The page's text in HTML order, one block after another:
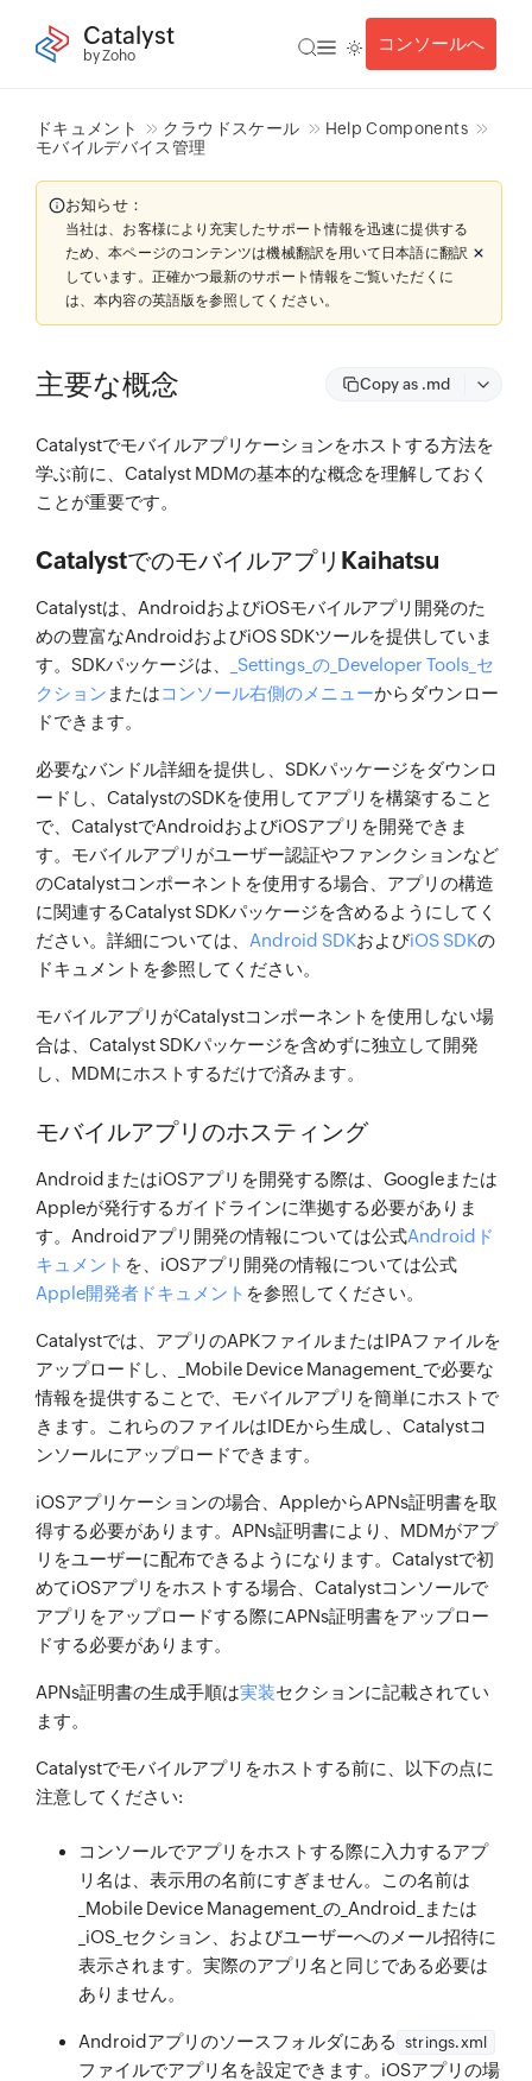
Catalyst
by Zoho
コンソールへ
ドキュメント クラウドスケール
Help Components
モバイルデバイス管理
お知らせ：
当社は、お客様により充実したサポート情報を迅速に提供する
ため、本ページのコンテンツは機械翻訳を用いて日本語に翻訳
しています。正確かつ最新のサポート情報をご覧いただくに
は、本内容の英語版を参照してください。
主要な概念 Copy as .md
Catalystでモバイルアプリケーションをホストする方法を
学ぶ前に、Catalyst MDMの基本的な概念を理解しておく
ことが重要です。
CatalystでのモバイルアプリKaihatsu
Catalystは、AndroidおよびiOSモバイルアプリ開発のた
めの豊富なAndroidおよびiOS SDKツールを提供していま
す。SDKパッケージは、
_Settings_の_Developer Tools_セ
クション またはコンソール右側のメニューからダウンロー
ドできます。
必要なバンドル詳細を提供し、SDKパッケージをダウンロ
ードし、CatalystのSDKを使用してアプリを構築すること
で、CatalystでAndroidおよびiOSアプリを開発できま
す。モバイルアプリがユーザー認証やファンクションなど
のCatalystコンポーネントを使用する場合、アプリの構造
に関連するCatalyst SDKパッケージを含めるようにしてく
ださい。詳細については、 Android SDKおよびiOS SDKの
ドキュメントを参照してください。
モバイルアプリがCatalystコンポーネントを使用しない場
合は、Catalyst SDKパッケージを含めずに独立して開発
し、MDMにホストするだけで済みます。
モバイルアプリのホスティング
AndroidまたはiOSアプリを開発する際は、Googleまたは
Appleが発行するガイドラインに準拠する必要がありま
す。Androidアプリ開発の情報については公式Androidド
キュメント を、iOSアプリ開発の情報については公式
Apple開発者ドキュメント を参照してください。
Catalystでは、アプリのAPKファイルまたはIPAファイルを
アップロードし、_Mobile Device Management_で必要な
情報を提供することで、モバイルアプリを簡単にホストで
きます。これらのファイルはIDEから生成し、Catalystコ
ンソールにアップロードできます。
iOSアプリケーションの場合、AppleからAPNs証明書を取
得する必要があります。APNs証明書により、MDMがアプ
リをユーザーに配布できるようになります。Catalystで初
めてiOSアプリをホストする場合、Catalystコンソールで
アプリをアップロードする際にAPNs証明書をアップロー
ドする必要があります。
APNs証明書の生成手順は実装セクションに記載されてい
ます。
Catalystでモバイルアプリをホストする前に、以下の点に
注意してください:
コンソールでアプリをホストする際に入力するアプ
リ名は、表示用の名前にすぎません。この名前は
_Mobile Device Management_の_Android_または
_iOS_セクション、およびユーザーへのメール招待に
表示されます。実際のアプリ名と同じである必要は
ありません。
Androidアプリのソースフォルダにある strings.xml
ファイルでアプリ名を設定できます。iOSアプリの場